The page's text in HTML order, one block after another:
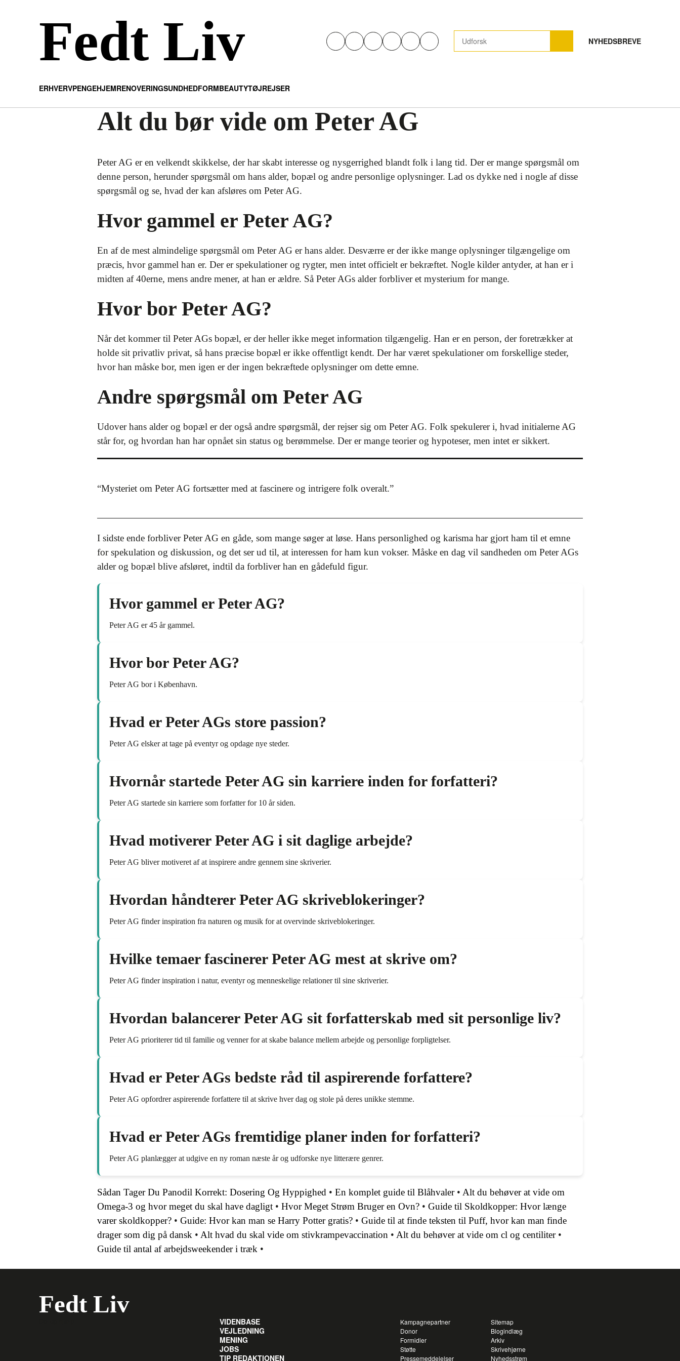
Fedt Liv NYHEDSBREVE
ERHVERVPENGEHJEMRENOVERINGSUNDHEDFORMBEAUTYTØJREJSER
Alt du bør vide om Peter AG
Peter AG er en velkendt skikkelse, der har skabt interesse og nysgerrighed blandt folk i lang tid. Der er mange spørgsmål om
denne person, herunder spørgsmål om hans alder, bopæl og andre personlige oplysninger. Lad os dykke ned i nogle af disse
spørgsmål og se, hvad der kan afsløres om Peter AG.
Hvor gammel er Peter AG?
En af de mest almindelige spørgsmål om Peter AG er hans alder. Desværre er der ikke mange oplysninger tilgængelige om
præcis, hvor gammel han er. Der er spekulationer og rygter, men intet officielt er bekræftet. Nogle kilder antyder, at han er i
midten af 40erne, mens andre mener, at han er ældre. Så Peter AGs alder forbliver et mysterium for mange.
Hvor bor Peter AG?
Når det kommer til Peter AGs bopæl, er der heller ikke meget information tilgængelig. Han er en person, der foretrækker at
holde sit privatliv privat, så hans præcise bopæl er ikke offentligt kendt. Der har været spekulationer om forskellige steder,
hvor han måske bor, men igen er der ingen bekræftede oplysninger om dette emne.
Andre spørgsmål om Peter AG
Udover hans alder og bopæl er der også andre spørgsmål, der rejser sig om Peter AG. Folk spekulerer i, hvad initialerne AG
står for, og hvordan han har opnået sin status og berømmelse. Der er mange teorier og hypoteser, men intet er sikkert.
“Mysteriet om Peter AG fortsætter med at fascinere og intrigere folk overalt.”
I sidste ende forbliver Peter AG en gåde, som mange søger at løse. Hans personlighed og karisma har gjort ham til et emne
for spekulation og diskussion, og det ser ud til, at interessen for ham kun vokser. Måske en dag vil sandheden om Peter AGs
alder og bopæl blive afsløret, indtil da forbliver han en gådefuld figur.
Hvor gammel er Peter AG?
Peter AG er 45 år gammel.
Hvor bor Peter AG?
Peter AG bor i København.
Hvad er Peter AGs store passion?
Peter AG elsker at tage på eventyr og opdage nye steder.
Hvornår startede Peter AG sin karriere inden for forfatteri?
Peter AG startede sin karriere som forfatter for 10 år siden.
Hvad motiverer Peter AG i sit daglige arbejde?
Peter AG bliver motiveret af at inspirere andre gennem sine skriverier.
Hvordan håndterer Peter AG skriveblokeringer?
Peter AG finder inspiration fra naturen og musik for at overvinde skriveblokeringer.
Hvilke temaer fascinerer Peter AG mest at skrive om?
Peter AG finder inspiration i natur, eventyr og menneskelige relationer til sine skriverier.
Hvordan balancerer Peter AG sit forfatterskab med sit personlige liv?
Peter AG prioriterer tid til familie og venner for at skabe balance mellem arbejde og personlige forpligtelser.
Hvad er Peter AGs bedste råd til aspirerende forfattere?
Peter AG opfordrer aspirerende forfattere til at skrive hver dag og stole på deres unikke stemme.
Hvad er Peter AGs fremtidige planer inden for forfatteri?
Peter AG planlægger at udgive en ny roman næste år og udforske nye litterære genrer.
Sådan Tager Du Panodil Korrekt: Dosering Og Hyppighed • En komplet guide til Blåhvaler• Alt du behøver at vide om
Omega-3 og hvor meget du skal have dagligt • Hvor Meget Strøm Bruger en Ovn? • Guide til Skoldkopper: Hvor længe
varer skoldkopper? • Guide: Hvor kan man se Harry Potter gratis? • Guide til at finde teksten til Puff, hvor kan man finde
drager som dig på dansk • Alt hvad du skal vide om stivkrampevaccination • Alt du behøver at vide om cl og centiliter•
Guide til antal af arbejdsweekender i træk •
Fedt Liv
VIDENBASE
VEJLEDNING
MENING
JOBS
TIP REDAKTIONEN
Kampagnepartner
Donor
Formidler
Støtte
Pressemeddelelser
Sitemap
Blogindlæg
Arkiv
Skrivehjørne
Nyhedsstrøm